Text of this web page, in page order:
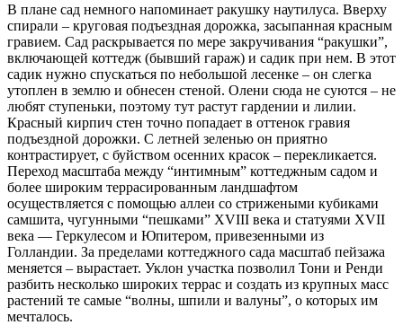
В плане сад немного напоминает ракушку наутилуса. Вверху
спирали – круговая подъездная дорожка, засыпанная красным
гравием. Сад раскрывается по мере закручивания “ракушки”,
включающей коттедж (бывший гараж) и садик при нем. В этот
садик нужно спускаться по небольшой лесенке – он слегка
утоплен в землю и обнесен стеной. Олени сюда не суются – не
любят ступеньки, поэтому тут растут гардении и лилии.
Красный кирпич стен точно попадает в оттенок гравия
подъездной дорожки. С летней зеленью он приятно
контрастирует, с буйством осенних красок – перекликается.
Переход масштаба между “интимным” коттеджным садом и
более широким террасированным ландшафтом
осуществляется с помощью аллеи со стрижеными кубиками
самшита, чугунными “пешками” XVIII века и статуями XVII
века — Геркулесом и Юпитером, привезенными из
Голландии. За пределами коттеджного сада масштаб пейзажа
меняется – вырастает. Уклон участка позволил Тони и Ренди
разбить несколько широких террас и создать из крупных масс
растений те самые “волны, шпили и валуны”, о которых им
мечталось.